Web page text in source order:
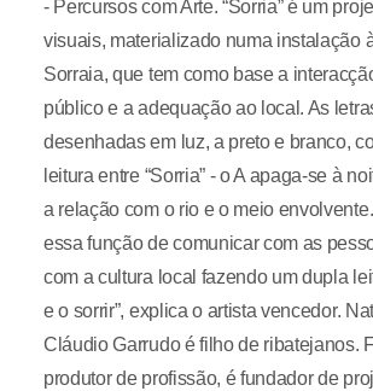
- Percursos com Arte. “Sorria” é um
visuais, materializado numa instalação
Sorraia, que tem como base a
público e a adequação ao local. As
desenhadas em luz, a preto e branco,
leitura entre “Sorria” - o A apaga-se à
a relação com o rio e o meio
essa função de comunicar com as
com a cultura local fazendo um dupla
e o sorrir”, explica o artista vencedor.
Cláudio Garrudo é filho de ribatejanos.
produtor de profissão, é fundador de